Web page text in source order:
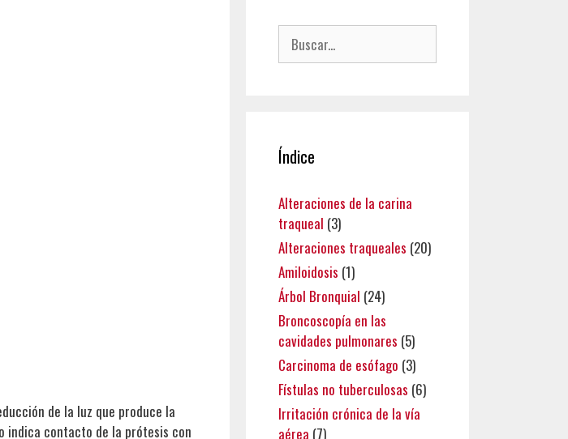
de la luz que produce la
indica contacto de la prótesis con
Buscar:
Índice
Alteraciones de la carina
traqueal (3)
Alteraciones traqueales (20)
Amiloidosis (1)
Árbol Bronquial (24)
Broncoscopía en las
cavidades pulmonares (5)
Carcinoma de esófago (3)
Fístulas no tuberculosas (6)
Irritación crónica de la vía
aérea (7)